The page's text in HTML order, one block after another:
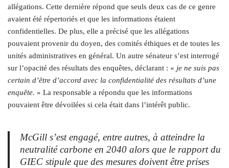
allégations. Cette dernière répond que seuls deux cas de ce genre
avaient été répertoriés et que les informations étaient
confidentielles. De plus, elle a précisé que les allégations
pouvaient provenir du doyen, des comités éthiques et de toutes les
unités administratives en général. Un autre sénateur s’est interrogé
sur l’opacité des résultats des enquêtes, déclarant : « je ne suis pas
certain d’être d’accord avec la confidentialité des résultats d’une
enquête. » La responsable a répondu que les informations
pouvaient être dévoilées si cela était dans l’intérêt public.
McGill s’est engagé, entre autres, à atteindre la
neutralité carbone en 2040 alors que le rapport du
GIEC stipule que des mesures doivent être prises